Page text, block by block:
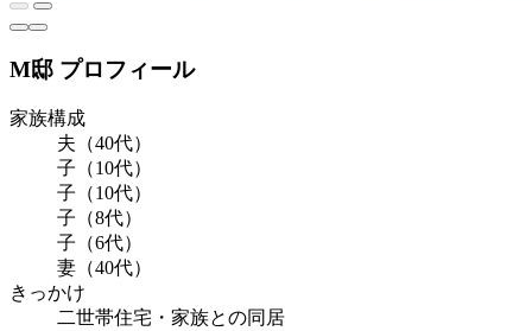
M邸 プロフィール
家族構成
夫（40代）
子（10代）
子（10代）
子（8代）
子（6代）
妻（40代）
きっかけ
二世帯住宅・家族との同居